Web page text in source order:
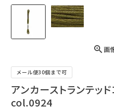
画
メール便30個まで可
アンカーストランテッド
col.0924